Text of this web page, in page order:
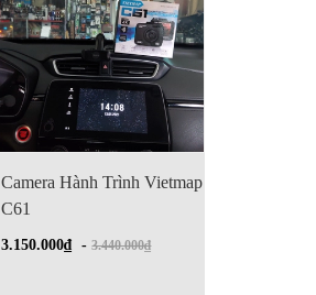
Camera Hành Trình Vietmap
C61
3.150.000₫ -3.440.000₫